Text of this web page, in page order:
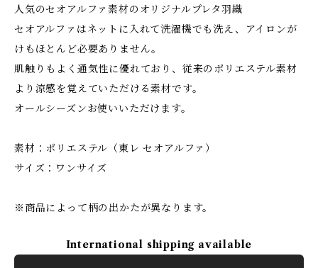
人気のセオアルファ素材のオリジナルプレタ羽織
セオアルファはネットに入れて洗濯機でも洗え、アイロンが
けもほとんど必要ありません。
肌触りもよく通気性に優れており、従来のポリエステル素材
より涼感を覚えていただける素材です。
オールシーズンお使いいただけます。
素材：ポリエステル（東レ セオアルファ）
サイズ：ワンサイズ
※商品によって柄の出かたが異なります。
International shipping available